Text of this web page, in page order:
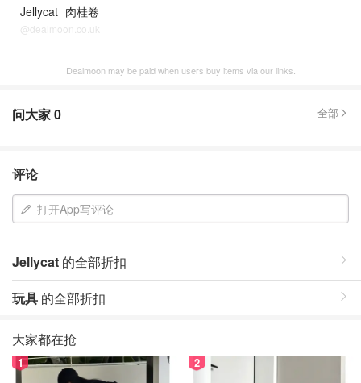
Jellycat 肉桂卷
@dealmoon.co.uk
Dealmoon may be paid when users buy items via our links.
问大家0 全部
评论
打开App写评论
Jellycat 的全部折扣
玩具 的全部折扣
大家都在抢
1 2